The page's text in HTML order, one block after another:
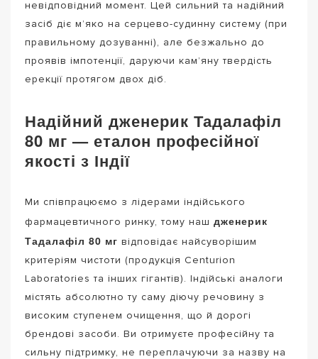
невідповідний момент. Цей сильний та надійний
засіб діє м’яко на серцево-судинну систему (при
правильному дозуванні), але безжально до
проявів імпотенції, даруючи кам’яну твердість
ерекції протягом двох діб.
Надійний дженерик Тадалафіл
80 мг — еталон професійної
якості з Індії
Ми співпрацюємо з лідерами індійського
фармацевтичного ринку, тому наш дженерик
Тадалафіл 80 мг відповідає найсуворішим
критеріям чистоти (продукція Centurion
Laboratories та інших гігантів). Індійські аналоги
містять абсолютно ту саму діючу речовину з
високим ступенем очищення, що й дорогі
брендові засоби. Ви отримуєте професійну та
сильну підтримку, не переплачуючи за назву на